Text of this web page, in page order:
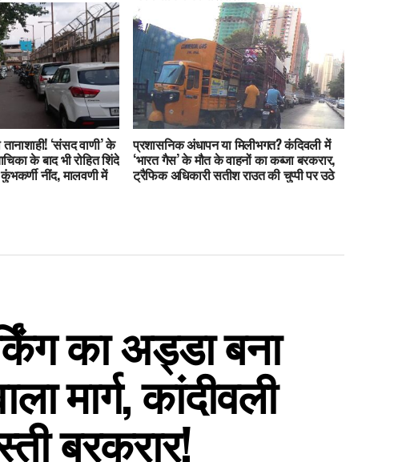
‘संसद वाणी’ के
के बाद भी रोहित शिंदे
नींद, मालवणी में
प्रशासनिक अंधापन या मिलीभगत? कंदिवली में
‘भारत गैस’ के मौत के वाहनों का कब्जा बरकरार,
ट्रैफिक अधिकारी सतीश राउत की चुप्पी पर उठे
का अड्डा बना
मार्ग, कांदीवली
बरकरार!